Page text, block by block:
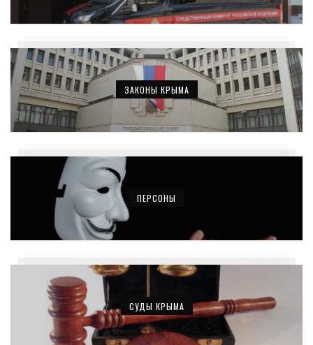
ЗАКОНЫ КРЫМА
ПЕРСОНЫ
СУДЫ КРЫМА